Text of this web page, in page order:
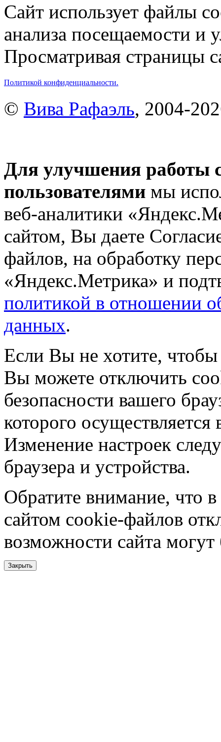
Сайт использует файлы
анализа посещаемости и
Просматривая страницы
Политикой конфиденциальности.
© Вива Рафаэль, 2004-
Для улучшения работы
пользователями мы
веб-аналитики
сайтом, Вы даете
файлов, на обработку
«Яндекс.Метрика» и
политикой в отношении
данных.
Если Вы не хотите,
Вы можете отключить
безопасности вашего
которого
Изменение настроек
браузера и устройства.
Обратите внимание, что в
сайтом cookie-файлов
возможности сайта
Закрыть